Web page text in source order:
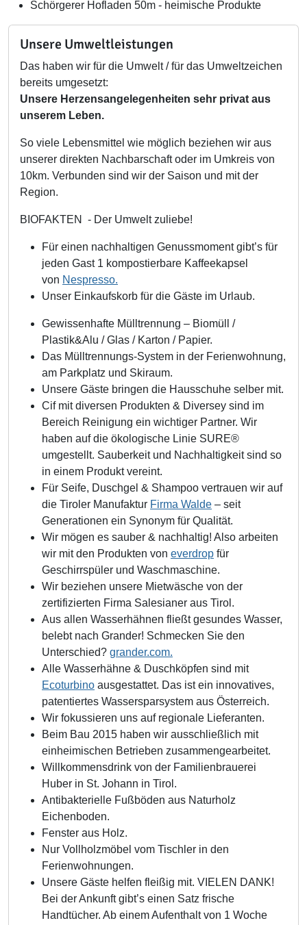
Schörgerer Hofladen 50m - heimische Produkte
Unsere Umweltleistungen
Das haben wir für die Umwelt / für das Umweltzeichen
bereits umgesetzt:
Unsere Herzensangelegenheiten sehr privat aus
unserem Leben.
So viele Lebensmittel wie möglich beziehen wir aus
unserer direkten Nachbarschaft oder im Umkreis von
10km. Verbunden sind wir der Saison und mit der
Region.
BIOFAKTEN - Der Umwelt zuliebe!
Für einen nachhaltigen Genussmoment gibt’s für
jeden Gast 1 kompostierbare Kaffeekapsel
von Nespresso.
Unser Einkaufskorb für die Gäste im Urlaub.
Gewissenhafte Mülltrennung – Biomüll /
Plastik&Alu / Glas / Karton / Papier.
Das Mülltrennungs-System in der Ferienwohnung,
am Parkplatz und Skiraum.
Unsere Gäste bringen die Hausschuhe selber mit.
Cif mit diversen Produkten & Diversey sind im
Bereich Reinigung ein wichtiger Partner. Wir
haben auf die ökologische Linie SURE®
umgestellt. Sauberkeit und Nachhaltigkeit sind so
in einem Produkt vereint.
Für Seife, Duschgel & Shampoo vertrauen wir auf
die Tiroler Manufaktur Firma Walde – seit
Generationen ein Synonym für Qualität.
Wir mögen es sauber & nachhaltig! Also arbeiten
wir mit den Produkten von everdrop für
Geschirrspüler und Waschmaschine.
Wir beziehen unsere Mietwäsche von der
zertifizierten Firma Salesianer aus Tirol.
Aus allen Wasserhähnen fließt gesundes Wasser,
belebt nach Grander! Schmecken Sie den
Unterschied? grander.com.
Alle Wasserhähne & Duschköpfen sind mit
Ecoturbino ausgestattet. Das ist ein innovatives,
patentiertes Wassersparsystem aus Österreich.
Wir fokussieren uns auf regionale Lieferanten.
Beim Bau 2015 haben wir ausschließlich mit
einheimischen Betrieben zusammengearbeitet.
Willkommensdrink von der Familienbrauerei
Huber in St. Johann in Tirol.
Antibakterielle Fußböden aus Naturholz
Eichenboden.
Fenster aus Holz.
Nur Vollholzmöbel vom Tischler in den
Ferienwohnungen.
Unsere Gäste helfen fleißig mit. VIELEN DANK!
Bei der Ankunft gibt’s einen Satz frische
Handtücher. Ab einem Aufenthalt von 1 Woche